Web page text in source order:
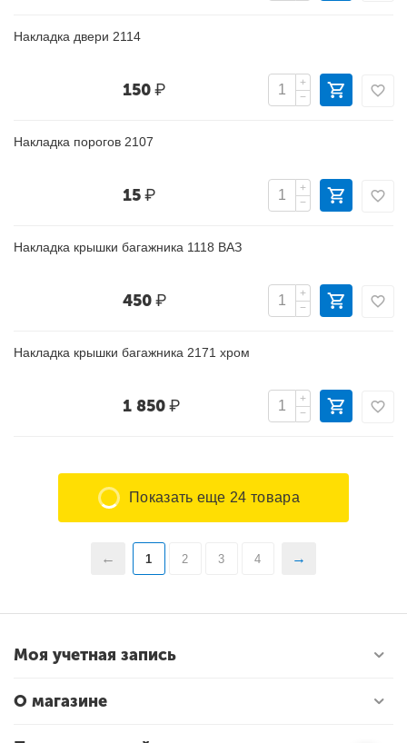
Накладка двери 2114
150₽
+
−
Накладка порогов 2107
15₽
+
−
Накладка крышки багажника 1118 ВАЗ
450₽
+
−
Накладка крышки багажника 2171 хром
1 850₽
+
−
Показать еще 24 товара
1 2 3 4
Моя учетная запись
О магазине